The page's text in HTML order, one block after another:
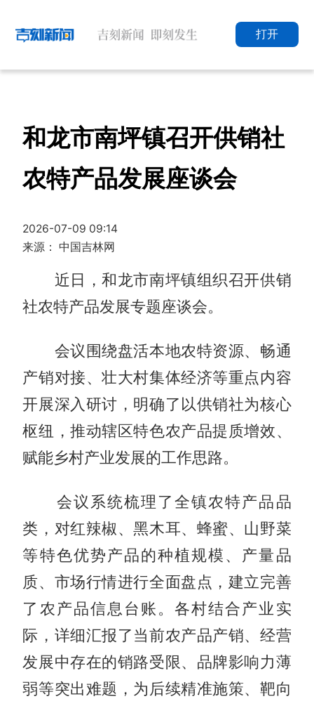
打开
和龙市南坪镇召开供销社
农特产品发展座谈会
2026-07-09 09:14
来源： 中国吉林网
近日，和龙市南坪镇组织召开供销
社农特产品发展专题座谈会。
会议围绕盘活本地农特资源、畅通
产销对接、壮大村集体经济等重点内容
开展深入研讨，明确了以供销社为核心
枢纽，推动辖区特色农产品提质增效、
赋能乡村产业发展的工作思路。
会议系统梳理了全镇农特产品品
类，对红辣椒、黑木耳、蜂蜜、山野菜
等特色优势产品的种植规模、产量品
质、市场行情进行全面盘点，建立完善
了农产品信息台账。各村结合产业实
际，详细汇报了当前农产品产销、经营
发展中存在的销路受限、品牌影响力薄
弱等突出难题，为后续精准施策、靶向